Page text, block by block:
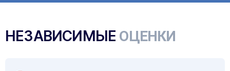
НЕЗАВИСИМЫЕ ОЦЕНКИ